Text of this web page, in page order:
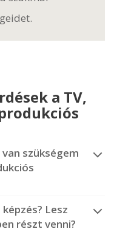
a TV,
szükségem
Lesz
részt venni?